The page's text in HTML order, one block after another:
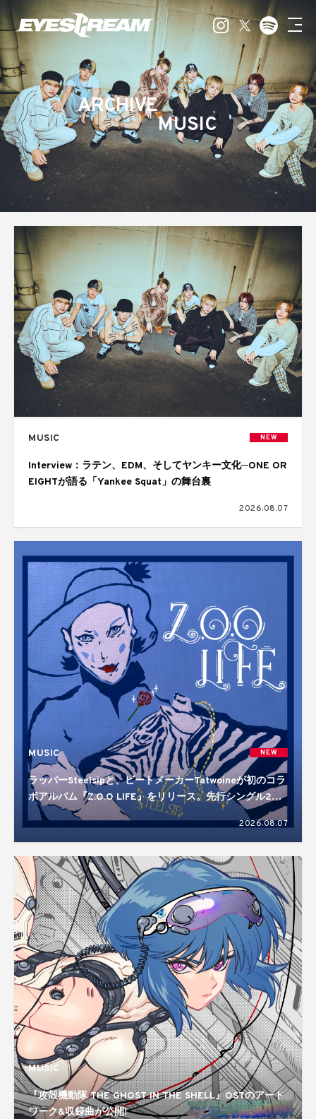
ARCHIVE
MUSIC
MUSIC NEW
Interview：ラテン、EDM、そしてヤンキー文化─ONE OR
EIGHTが語る「Yankee Squat」の舞台裏
2026.08.07
MUSIC NEW
ラッパーSteelsipと、ビートメーカーTatwoineが初のコラ
ボアルバム『Z.O.O LIFE』をリリース。先行シングル2曲
を含む10曲入り
2026.08.07
MUSIC
『攻殻機動隊 THE GHOST IN THE SHELL』OSTのアート
ワーク&収録曲が公開!